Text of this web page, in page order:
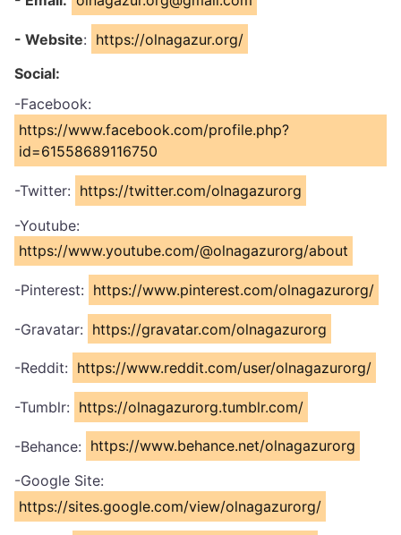
- Website: https://olnagazur.org/
Social:
-Facebook:
https://www.facebook.com/profile.php?
id=61558689116750
-Twitter: https://twitter.com/olnagazurorg
-Youtube:
https://www.youtube.com/@olnagazurorg/about
-Pinterest: https://www.pinterest.com/olnagazurorg/
-Gravatar: https://gravatar.com/olnagazurorg
-Reddit: https://www.reddit.com/user/olnagazurorg/
-Tumblr: https://olnagazurorg.tumblr.com/
-Behance: https://www.behance.net/olnagazurorg
-Google Site:
https://sites.google.com/view/olnagazurorg/